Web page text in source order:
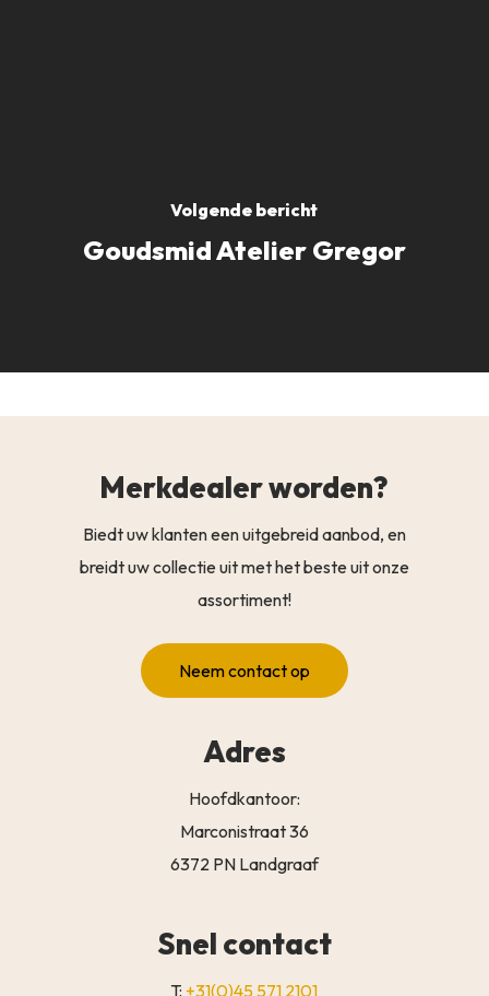
Volgende bericht
Goudsmid Atelier Gregor
Merkdealer worden?
Biedt uw klanten een uitgebreid aanbod, en
breidt uw collectie uit met het beste uit onze
assortiment!
Neem contact op
Adres
Hoofdkantoor:
Marconistraat 36
6372 PN Landgraaf
Snel contact
T: +31(0)45 571 2101